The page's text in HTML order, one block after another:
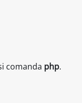
comanda php.